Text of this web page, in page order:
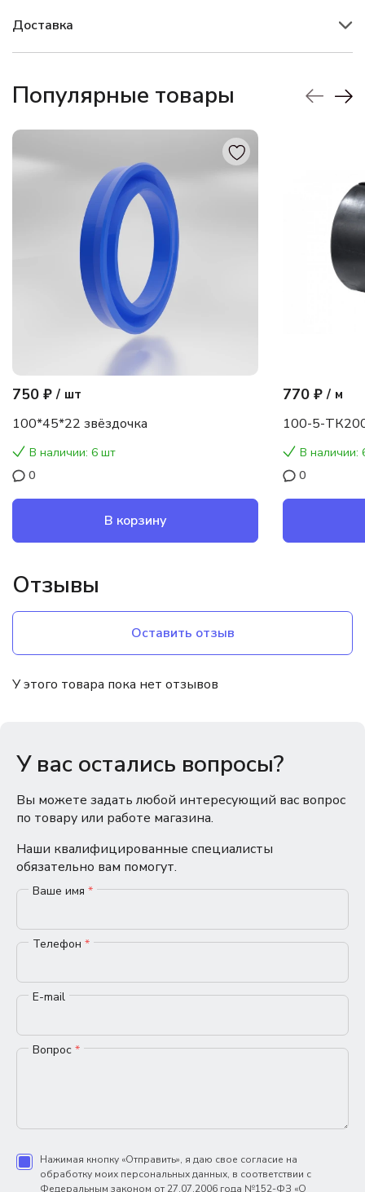
Доставка
Популярные товары
750 ₽ / шт
100*45*22 звёздочка
В наличии: 6 шт
0
В корзину
770 ₽ / м
100-5-
В наличии:
0
Отзывы
Оставить отзыв
У этого товара пока нет отзывов
У вас остались вопросы?
Вы можете задать любой интересующий вас вопрос
по товару или работе магазина.
Наши квалифицированные специалисты
обязательно вам помогут.
Ваше имя *
Телефон *
E-mail
Вопрос *
Нажимая кнопку «Отправить», я даю свое согласие на
обработку моих персональных данных, в соответствии с
Федеральным законом от 27.07.2006 года №152-ФЗ «О